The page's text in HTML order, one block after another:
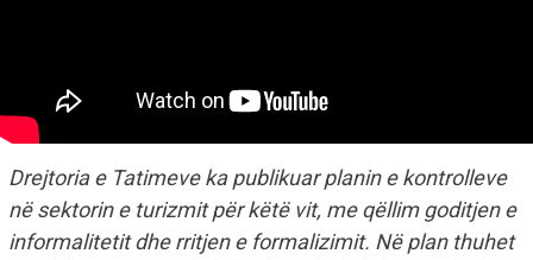
Drejtoria e Tatimeve ka publikuar planin e kontrolleve
në sektorin e turizmit për këtë vit, me qëllim goditjen e
informalitetit dhe rritjen e formalizimit. Në plan thuhet